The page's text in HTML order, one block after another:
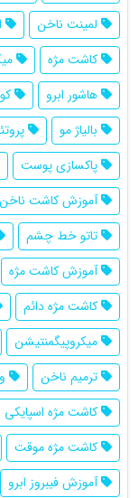
لمینت ناخن
کاشت مژه
هاشور ابرو
بالیاژ مو
پاکسازی پوست
آموزش کاشت ناخن
تاتو خط چشم
آموزش کاشت مژه
کاشت مژه دائم
میکروپیگمنتیشن
ترمیم ناخن
کاشت مژه اسپایکی
کاشت مژه موقت
آموزش فیبروز ابرو